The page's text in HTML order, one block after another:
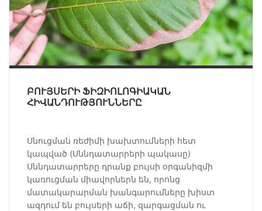
ԲՈՒՅՍԵՐԻ ՖԻԶԻՈԼՈԳԻԱԿԱՆ
ՀԻՎԱՆԴՈՒԹՅՈՒՆՆԵՐԸ
Սնուցման ռեժիմի խախտումների հետ
կապված (Սննդատարրերի պակասը)
Սննդատարրերը դրանք բույսի օրգանիզմի
կառուցման միավորներն են, որոնց
մատակարարման խանգարումները խիստ
ազդում են բույսերի աճի, զարգացման ու